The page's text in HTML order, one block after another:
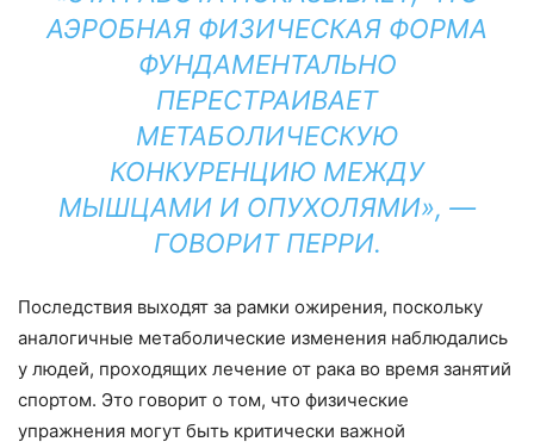
АЭРОБНАЯ ФИЗИЧЕСКАЯ ФОРМА
ФУНДАМЕНТАЛЬНО
ПЕРЕСТРАИВАЕТ
МЕТАБОЛИЧЕСКУЮ
КОНКУРЕНЦИЮ МЕЖДУ
МЫШЦАМИ И ОПУХОЛЯМИ», —
ГОВОРИТ ПЕРРИ.
Последствия выходят за рамки ожирения, поскольку
аналогичные метаболические изменения наблюдались
у людей, проходящих лечение от рака во время занятий
спортом. Это говорит о том, что физические
упражнения могут быть критически важной